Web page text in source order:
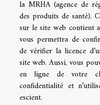
la MRHA (agence de
des produits de santé).
sur le site web contient
vous permettra de
de vérifier la licence
site web. Aussi, vous
en ligne de votre
confidentialité et
escient.